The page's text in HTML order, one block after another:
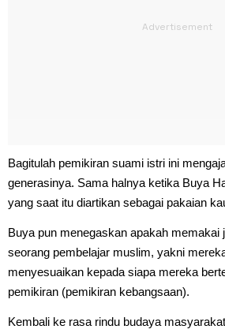
Bagitulah pemikiran suami istri ini
generasinya. Sama halnya ketika Buya
yang saat itu diartikan sebagai pakaian
Buya pun menegaskan apakah memakai
seorang pembelajar muslim, yakni
menyesuaikan kepada siapa mereka
pemikiran (pemikiran kebangsaan).
Kembali ke rasa rindu budaya